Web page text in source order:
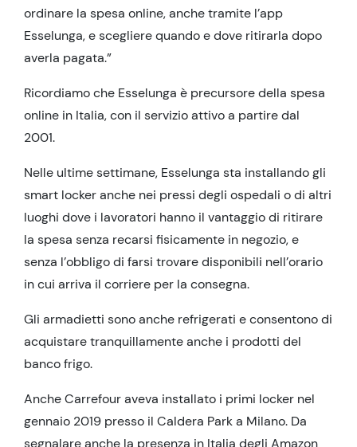
ordinare la spesa online, anche tramite l’app
Esselunga, e scegliere quando e dove ritirarla dopo
averla pagata.”
Ricordiamo che Esselunga è precursore della spesa
online in Italia, con il servizio attivo a partire dal
2001.
Nelle ultime settimane, Esselunga sta installando gli
smart locker anche nei pressi degli ospedali o di altri
luoghi dove i lavoratori hanno il vantaggio di ritirare
la spesa senza recarsi fisicamente in negozio, e
senza l’obbligo di farsi trovare disponibili nell’orario
in cui arriva il corriere per la consegna.
Gli armadietti sono anche refrigerati e consentono di
acquistare tranquillamente anche i prodotti del
banco frigo.
Anche Carrefour aveva installato i primi locker nel
gennaio 2019 presso il Caldera Park a Milano. Da
segnalare anche la presenza in Italia degli Amazon